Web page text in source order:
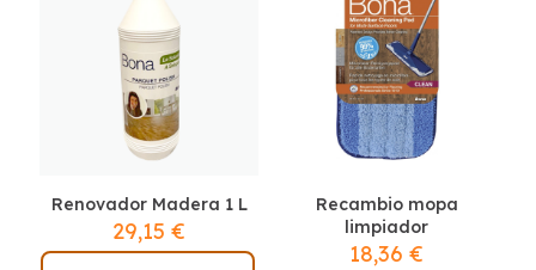
2 de 5
estrellas
4 de 5
estrellas
5 de 5
estrellas
Renovador Madera 1 L
29,15€
Recambio mopa
limpiador
18,36€